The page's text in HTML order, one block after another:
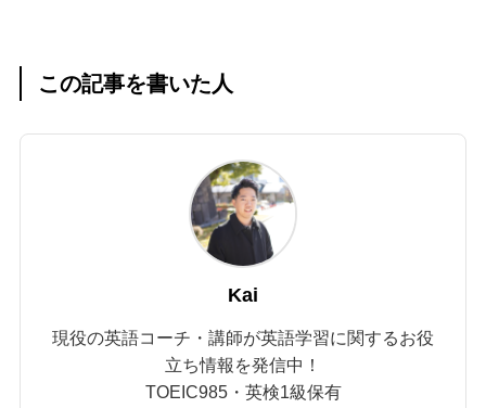
この記事を書いた人
Kai
現役の英語コーチ・講師が英語学習に関するお役
立ち情報を発信中！
TOEIC985・英検1級保有